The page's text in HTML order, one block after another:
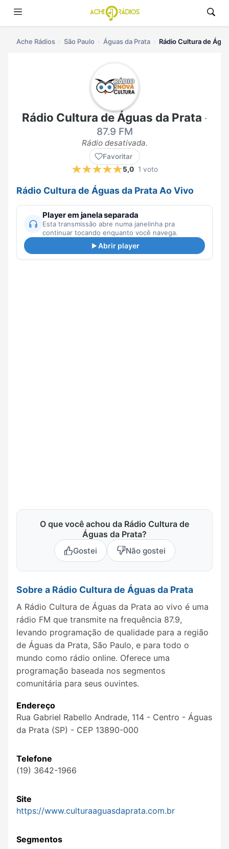
Ache Rádios São Paulo Águas da Prata Rádio Cultura de
Rádio Cultura de Águas da Prata ·
87.9 FM
Rádio desativada.
Favoritar
5,0 1 voto
Rádio Cultura de Águas da Prata Ao Vivo
Player em janela separada
Esta transmissão abre numa janelinha pra
continuar tocando enquanto você navega.
Abrir player
O que você achou da Rádio Cultura de
Águas da Prata?
Gostei Não gostei
Sobre a Rádio Cultura de Águas da Prata
A Rádio Cultura de Águas da Prata ao vivo é uma
rádio FM que transmite na frequência 87.9,
levando programação de qualidade para a região
de Águas da Prata, São Paulo, e para todo o
mundo como rádio online. Oferece uma
programação baseada nos segmentos
comunitária para seus ouvintes.
Endereço
Rua Gabriel Rabello Andrade, 114 - Centro - Águas
da Prata (SP) - CEP 13890-000
Telefone
(19) 3642-1966
Site
https://www.culturaaguasdaprata.com.br
Segmentos